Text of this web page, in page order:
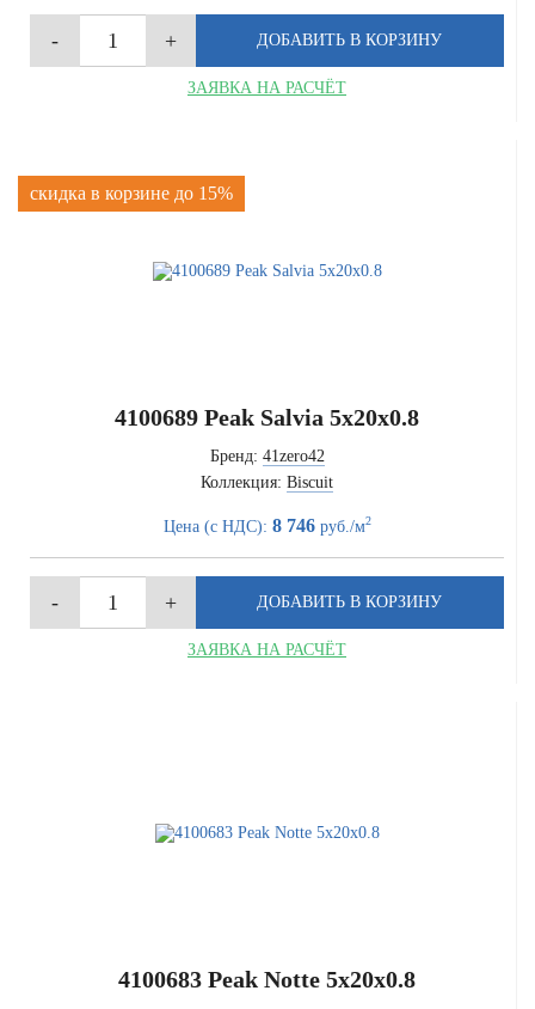
ЗАЯВКА НА РАСЧЁТ
скидка в корзине до 15%
4100689 Peak Salvia 5x20x0.8
Бренд: 41zero42
Коллекция: Biscuit
Цена (с НДС): 8 746руб./м2
ЗАЯВКА НА РАСЧЁТ
4100683 Peak Notte 5x20x0.8